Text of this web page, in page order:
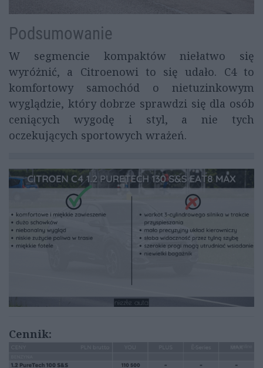
Podsumowanie
W segmencie kompaktów niełatwo się
wyróżnić, a Citroenowi to się udało. C4 to
komfortowy samochód o nietuzinkowym
wyglądzie, który dobrze sprawdzi się dla osób
ceniących wygodę i styl, a nie tych
oczekujących sportowych wrażeń.
Cennik: